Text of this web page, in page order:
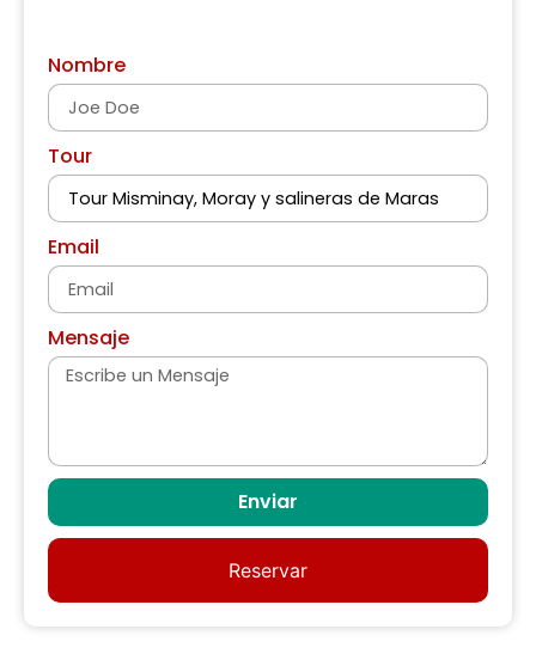
Reservar
Nombre
Tour
Email
Mensaje
Enviar